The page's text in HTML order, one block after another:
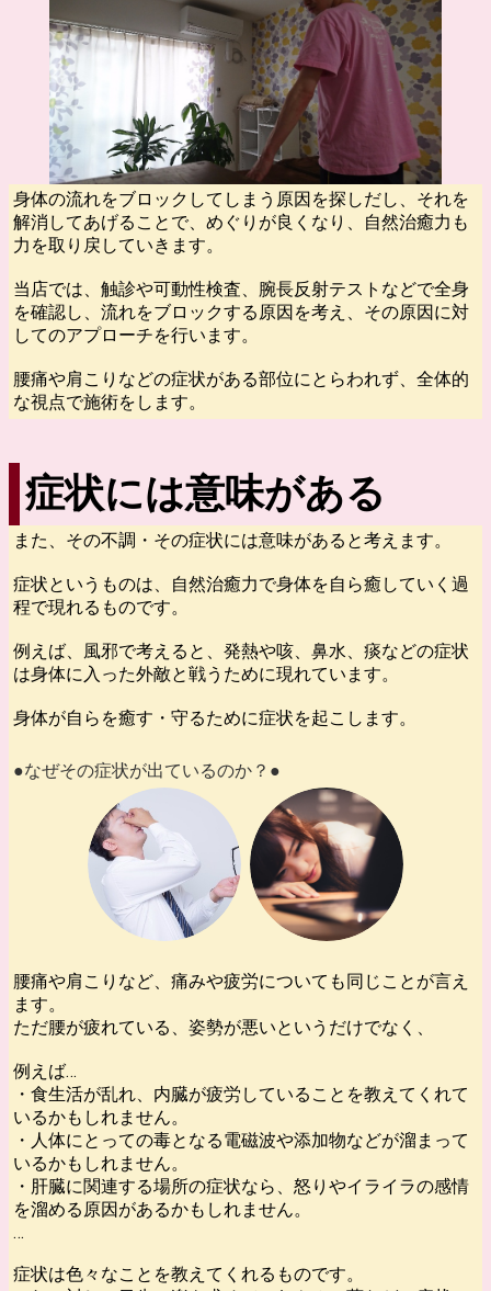
身体の流れをブロックしてしまう原因を探しだし、それを
解消してあげることで、めぐりが良くなり、自然治癒力も
力を取り戻していきます。
当店では、触診や可動性検査、腕長反射テストなどで全身
を確認し、流れをブロックする原因を考え、その原因に対
してのアプローチを行います。
腰痛や肩こりなどの症状がある部位にとらわれず、全体的
な視点で施術をします。
症状には意味がある
また、その不調・その症状には意味があると考えます。
症状というものは、自然治癒力で身体を自ら癒していく過
程で現れるものです。
例えば、風邪で考えると、発熱や咳、鼻水、痰などの症状
は身体に入った外敵と戦うために現れています。
身体が自らを癒す・守るために症状を起こします。
●なぜその症状が出ているのか？●
腰痛や肩こりなど、痛みや疲労についても同じことが言え
ます。
ただ腰が疲れている、姿勢が悪いというだけでなく、
例えば…
・食生活が乱れ、内臓が疲労していることを教えてくれて
いるかもしれません。
・人体にとっての毒となる電磁波や添加物などが溜まって
いるかもしれません。
・肝臓に関連する場所の症状なら、怒りやイライラの感情
を溜める原因があるかもしれません。
…
症状は色々なことを教えてくれるものです。